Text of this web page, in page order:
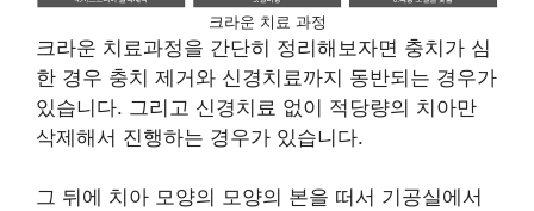
크라운 치료 과정
크라운 치료과정을 간단히 정리해보자면 충치가 심
한 경우 충치 제거와 신경치료까지 동반되는 경우가
있습니다. 그리고 신경치료 없이 적당량의 치아만
삭제해서 진행하는 경우가 있습니다.
그 뒤에 치아 모양의 모양의 본을 떠서 기공실에서